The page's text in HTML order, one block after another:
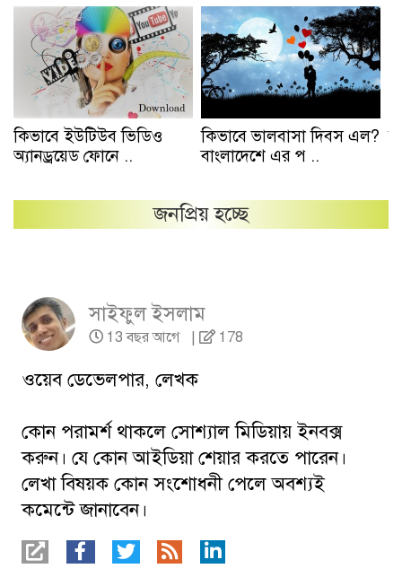
কিভাবে ইউটিউব ভিডিও
অ্যানড্রয়েড ফোনে ..
কিভাবে ভালবাসা দিবস এল?
বাংলাদেশে এর প ..
জনপ্রিয় হচ্ছে
সাইফুল ইসলাম
13 বছর আগে | 178
ওয়েব ডেভেলপার, লেখক
কোন পরামর্শ থাকলে সোশ্যাল মিডিয়ায় ইনবক্স
করুন। যে কোন আইডিয়া শেয়ার করতে পারেন।
লেখা বিষয়ক কোন সংশোধনী পেলে অবশ্যই
কমেন্টে জানাবেন।